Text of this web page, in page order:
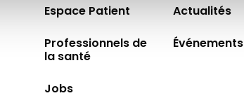
Espace Patient
Professionnels de
la santé
Jobs
Actualités
Événements